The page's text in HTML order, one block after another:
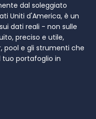
dal soleggiato
Uniti d'America, è un
dati reali - non sulle
preciso e utile,
pool e gli strumenti che
portafoglio in